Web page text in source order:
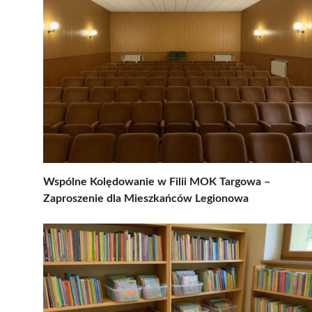
Wspólne Kolędowanie w Filii MOK Targowa –
Zaproszenie dla Mieszkańców Legionowa